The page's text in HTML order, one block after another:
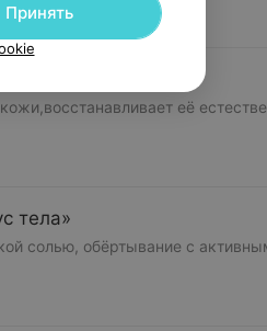
её
тела»
солью, обёртывание с
Принять